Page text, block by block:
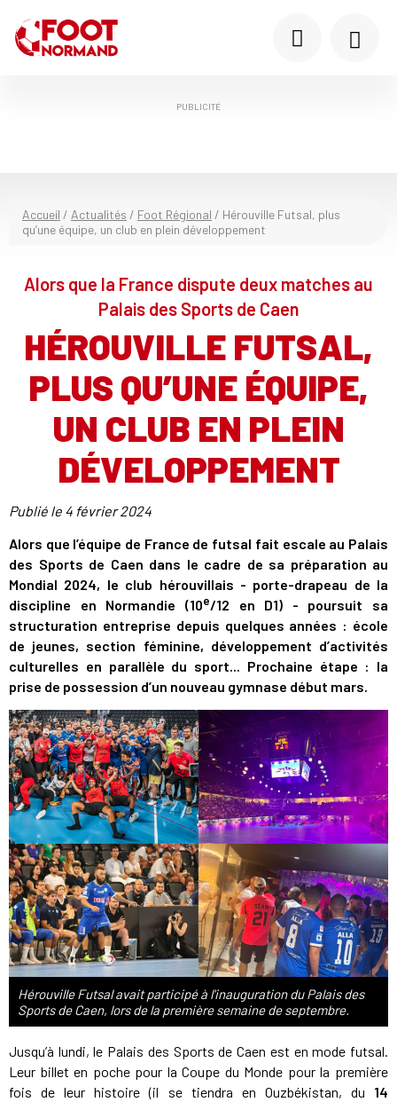
PUBLICITÉ
Accueil / Actualités / Foot Régional / Hérouville Futsal, plus
qu’une équipe, un club en plein développement
Alors que la France dispute deux matches au
Palais des Sports de Caen
HÉROUVILLE FUTSAL,
PLUS QU’UNE ÉQUIPE,
UN CLUB EN PLEIN
DÉVELOPPEMENT
Publié le 4 février 2024
Alors que l’équipe de France de futsal fait escale au Palais
des Sports de Caen dans le cadre de sa préparation au
Mondial 2024, le club hérouvillais - porte-drapeau de la
discipline en Normandie (10e/12 en D1) - poursuit sa
structuration entreprise depuis quelques années : école
de jeunes, section féminine, développement d’activités
culturelles en parallèle du sport... Prochaine étape : la
prise de possession d’un nouveau gymnase début mars.
Hérouville Futsal avait participé à l'inauguration du Palais des
Sports de Caen, lors de la première semaine de septembre.
Jusqu’à lundi, le Palais des Sports de Caen est en mode futsal.
Leur billet en poche pour la Coupe du Monde pour la première
fois de leur histoire (il se tiendra en Ouzbékistan, du 14